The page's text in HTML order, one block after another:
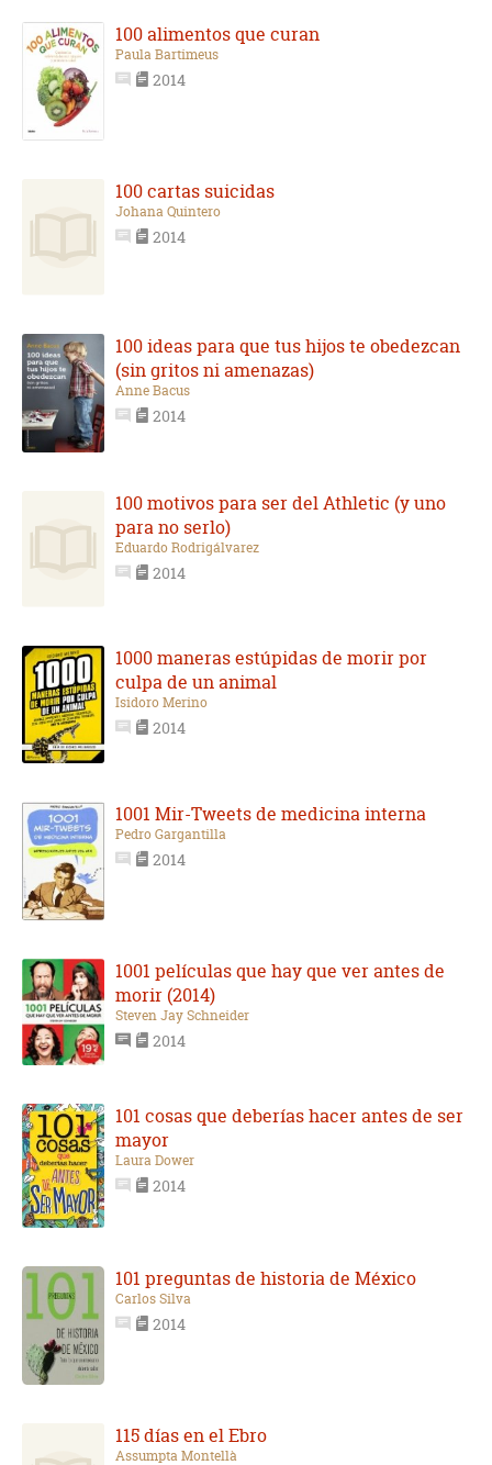
100 alimentos que curan
Paula Bartimeus
2014
100 cartas suicidas
Johana Quintero
2014
100 ideas para que tus hijos te obedezcan
(sin gritos ni amenazas)
Anne Bacus
2014
100 motivos para ser del Athletic (y uno
para no serlo)
Eduardo Rodrigálvarez
2014
1000 maneras estúpidas de morir por
culpa de un animal
Isidoro Merino
2014
1001 Mir-Tweets de medicina interna
Pedro Gargantilla
2014
1001 películas que hay que ver antes de
morir (2014)
Steven Jay Schneider
2014
101 cosas que deberías hacer antes de ser
mayor
Laura Dower
2014
101 preguntas de historia de México
Carlos Silva
2014
115 días en el Ebro
Assumpta Montellà